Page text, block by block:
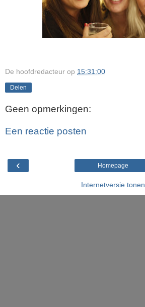
De hoofdredacteur op 15:31:00
Delen
Geen opmerkingen:
Een reactie posten
‹ Homepage
Internetversie tonen